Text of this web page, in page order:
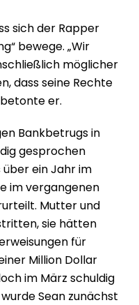
sich der Rapper
bewege. „Wir
möglicher
dass seine Rechte
er.
Bankbetrugs in
gesprochen
ein Jahr im
im vergangenen
Mutter und
sie hätten
für
Million Dollar
im März schuldig
Sean zunächst